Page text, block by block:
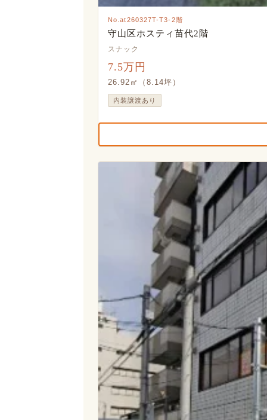
No.at260327T-T3-2階
守山区ホスティ苗代2階
スナック
7.5万円
26.92㎡（8.14坪）
内装譲渡あり